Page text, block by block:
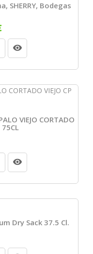
SHERRY, Bodegas
VIEJO CORTADO
Dry Sack 37.5 Cl.